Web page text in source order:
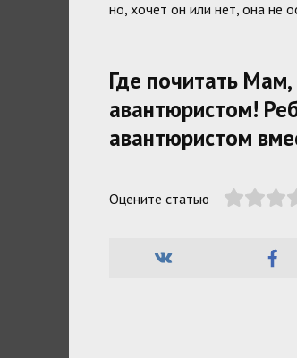
но, хочет он или нет, она не
Где почитать
авантюристом!
авантюристом
Оцените статью